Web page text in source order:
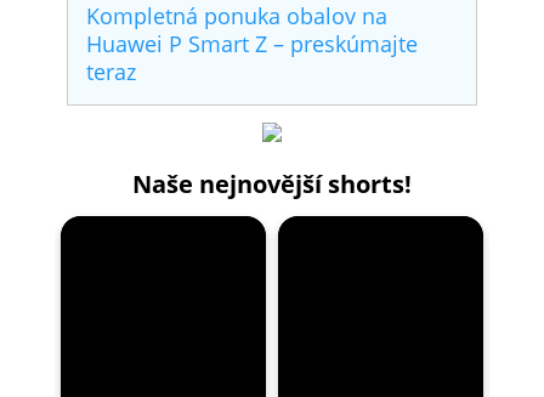
Kompletná ponuka obalov na
Huawei P Smart Z – preskúmajte
teraz
Naše nejnovější shorts!